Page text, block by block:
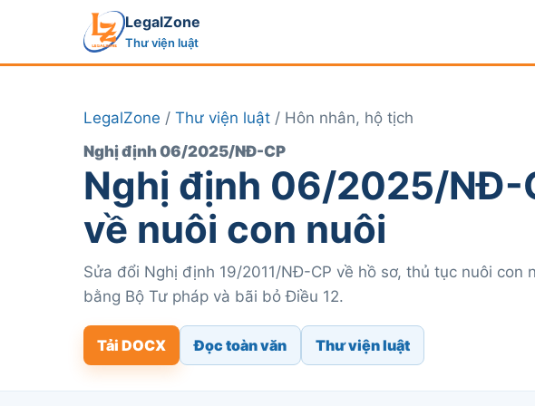
LegalZone
Thư viện luật
LegalZone / Thư viện luật / Hôn nhân, hộ tịch
Nghị định 06/2025/NĐ-CP
Nghị định 06/2025/NĐ-
về nuôi con nuôi
Sửa đổi Nghị định 19/2011/NĐ-CP về hồ sơ, thủ tục nuôi con
bằng Bộ Tư pháp và bãi bỏ Điều 12.
Tải DOCX Đọc toàn văn Thư viện luật